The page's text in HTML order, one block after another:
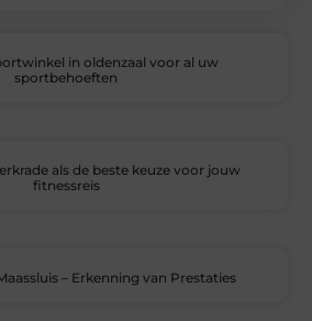
in oldenzaal voor al uw
sportbehoeften
als de beste keuze voor jouw
fitnessreis
– Erkenning van Prestaties